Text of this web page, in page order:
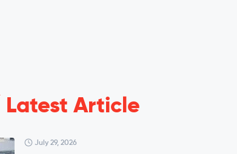
Latest Article
July 29, 2026